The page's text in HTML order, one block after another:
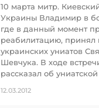
10 марта митр.
Украины Владимир в
где в данный момент
реабилитацию, принял
украинских униатов
Шевчука. В ходе
рассказал об
12.03.2012